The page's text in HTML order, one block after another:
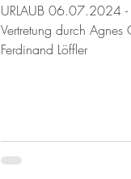
URLAUB 06.07.2024
Vertretung durch Agnes
Ferdinand Löffler